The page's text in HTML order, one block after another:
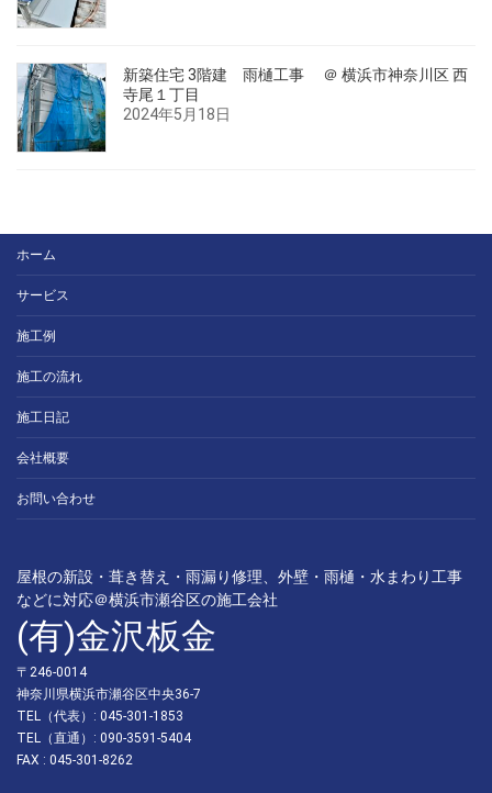
新築住宅 3階建 雨樋工事 ＠ 横浜市神奈川区 西
寺尾１丁目
2024年5月18日
ホーム
サービス
施工例
施工の流れ
施工日記
会社概要
お問い合わせ
屋根の新設・葺き替え・雨漏り修理、外壁・雨樋・水まわり工事
などに対応＠横浜市瀬谷区の施工会社
(有)金沢板金
〒246-0014
神奈川県横浜市瀬谷区中央36-7
TEL（代表）: 045-301-1853
TEL（直通）: 090-3591-5404
FAX : 045-301-8262